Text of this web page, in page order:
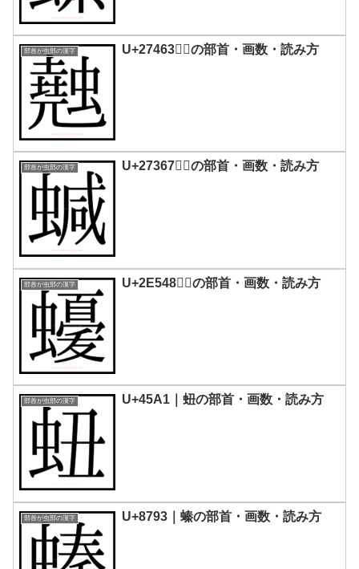
部首が虫部の漢字 U+27463｜𧑣の部首・画数・読み方
部首が虫部の漢字 U+27367｜𧍧の部首・画数・読み方
部首が虫部の漢字 U+2E548｜𮕈の部首・画数・読み方
部首が虫部の漢字 U+45A1｜䖡の部首・画数・読み方
部首が虫部の漢字 U+8793｜螓の部首・画数・読み方